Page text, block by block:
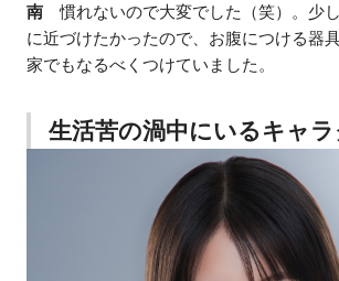
南 慣れないので大変でした（笑）。少
に近づけたかったので、お腹につける器
家でもなるべくつけていました。
生活苦の渦中にいるキャ